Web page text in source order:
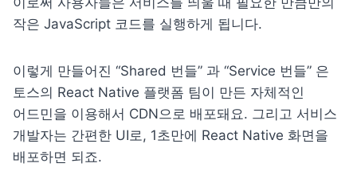
작은 JavaScript 코드를 실행하게 됩니다.
이렇게 만들어진 “Shared 번들” 과 “Service 번들” 은
토스의 React Native 플랫폼 팀이 만든 자체적인
어드민을 이용해서 CDN으로 배포돼요. 그리고 서비스
개발자는 간편한 UI로, 1초만에 React Native 화면을
배포하면 되죠.